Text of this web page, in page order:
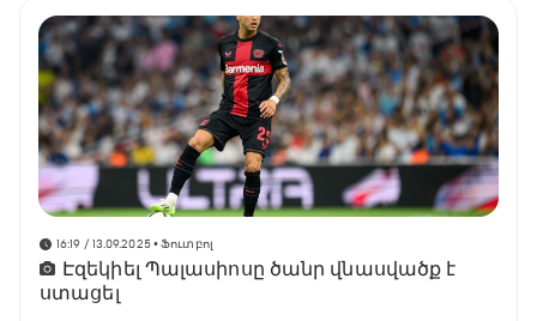
16:19 / 13.09.2025• Ֆուտբոլ
Էզեկիել Պալասիոսը ծանր վնասվածք է
ստացել